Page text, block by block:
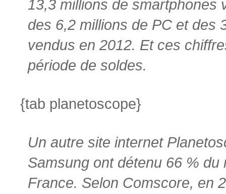
13,3 millions de smartphones
des 6,2 millions de PC et des
vendus en 2012. Et ces
période de soldes.
{tab planetoscope}
Un autre site internet
Samsung ont détenu 66 %
France. Selon Comscore, en